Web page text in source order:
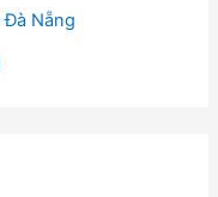
Đà Nẵng